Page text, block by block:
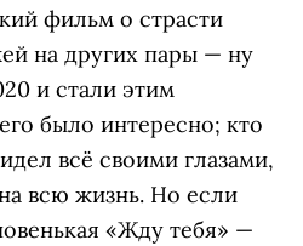
фильм о страсти
на других пары — ну
и стали этим
было интересно; кто
всё своими глазами,
всю жизнь. Но если
«Жду тебя» —